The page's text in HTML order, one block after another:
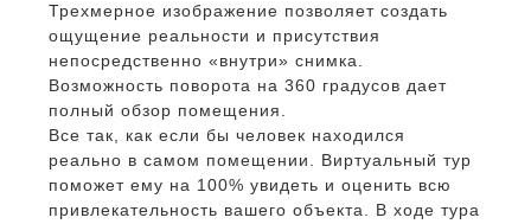
Трехмерное изображение позволяет создать
ощущение реальности и присутствия
непосредственно «внутри» снимка.
Возможность поворота на 360 градусов дает
полный обзор помещения.
Все так, как если бы человек находился
реально в самом помещении. Виртуальный тур
поможет ему на 100% увидеть и оценить всю
привлекательность вашего объекта. В ходе тура